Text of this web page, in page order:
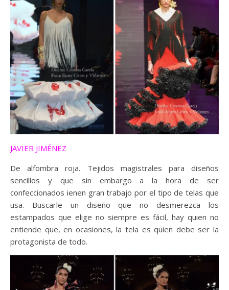
JAVIER JIMÉNEZ
De alfombra roja. Tejidos magistrales para diseños
sencillos y que sin embargo a la hora de ser
confeccionados ienen gran trabajo por el tipo de telas que
usa. Buscarle un diseño que no desmerezca los
estampados que elige no siempre es fácil, hay quien no
entiende que, en ocasiones, la tela es quien debe ser la
protagonista de todo.